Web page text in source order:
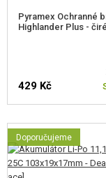
patentem číslo:
Přidaná pružina
Aether
™
patentem číslo:
Okénky pro
Zesílení nejvíce
Okénkem pro
Otvory pro
Připraveno na
INSTALOVANÉ
Pyramex Ochranné
Highlander Plus - čiré
429 Kč
Doporučujeme